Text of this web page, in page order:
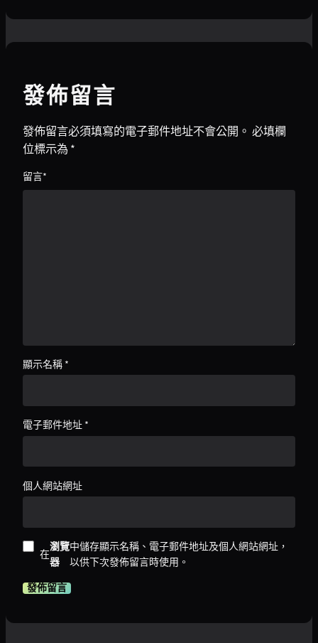
發佈留言
發佈留言必須填寫的電子郵件地址不會公開。 必填欄
位標示為 *
留言*
顯示名稱 *
電子郵件地址 *
個人網站網址
在
瀏覽
器
中儲存顯示名稱、電子郵件地址及個人網站網址，
以供下次發佈留言時使用。